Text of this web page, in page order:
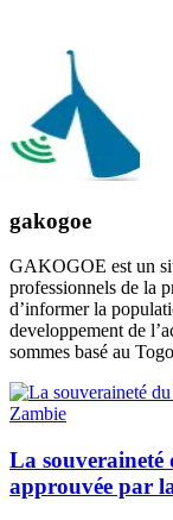
gakogoe
GAKOGOE est un
professionnels de la
d’informer la
developpement de
sommes basé au
La souveraineté
approuvée par